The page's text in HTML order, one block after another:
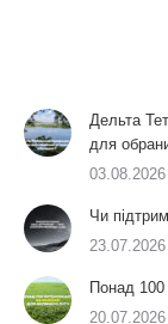
Дельта
для
03.08.2026
Чи
23.07.2026
Понад
20.07.2026